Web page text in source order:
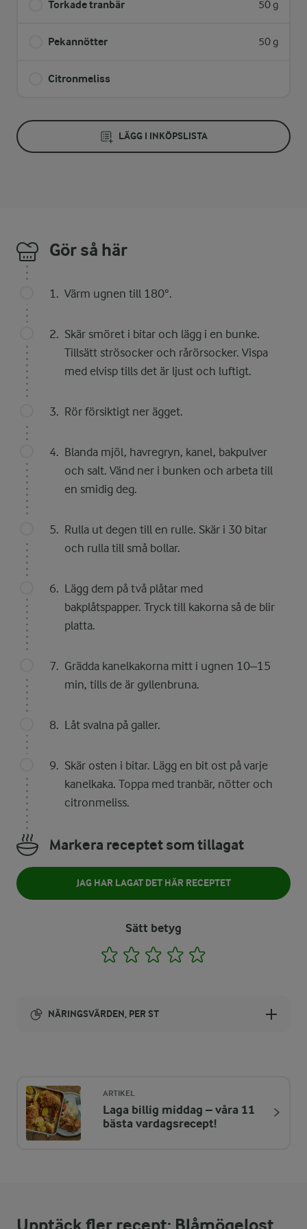
Torkade tranbär 50 g
Pekannötter 50 g
Citronmeliss
LÄGG I INKÖPSLISTA
Gör så här
Värm ugnen till 180°.
Skär smöret i bitar och lägg i en bunke.
Tillsätt strösocker och rårörsocker. Vispa
med elvisp tills det är ljust och luftigt.
Rör försiktigt ner ägget.
Blanda mjöl, havregryn, kanel, bakpulver
och salt. Vänd ner i bunken och arbeta till
en smidig deg.
Rulla ut degen till en rulle. Skär i 30 bitar
och rulla till små bollar.
Lägg dem på två plåtar med
bakplåtspapper. Tryck till kakorna så de blir
platta.
Grädda kanelkakorna mitt i ugnen 10–15
min, tills de är gyllenbruna.
Låt svalna på galler.
Skär osten i bitar. Lägg en bit ost på varje
kanelkaka. Toppa med tranbär, nötter och
citronmeliss.
Markera receptet som tillagat
JAG HAR LAGAT DET HÄR RECEPTET
Sätt betyg
1 2 3 4
NÄRINGSVÄRDEN, PER ST
ENERGIDISTRIBUTION %
NÄRINGSVÄRDEN PER ST
Fett:
55 %
6,4 g
ARTIKEL
Laga billig middag – våra 11
bästa vardagsrecept!